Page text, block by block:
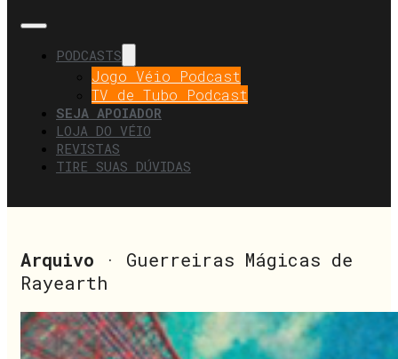
PODCASTS
Jogo Véio Podcast
TV de Tubo Podcast
SEJA APOIADOR
LOJA DO VÉIO
REVISTAS
TIRE SUAS DÚVIDAS
Arquivo · Guerreiras Mágicas de
Rayearth